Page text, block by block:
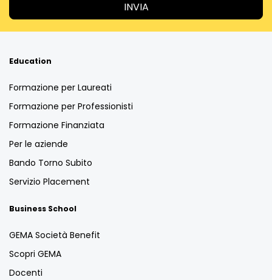
Education
Formazione per Laureati
Formazione per Professionisti
Formazione Finanziata
Per le aziende
Bando Torno Subito
Servizio Placement
Business School
GEMA Società Benefit
Scopri GEMA
Docenti